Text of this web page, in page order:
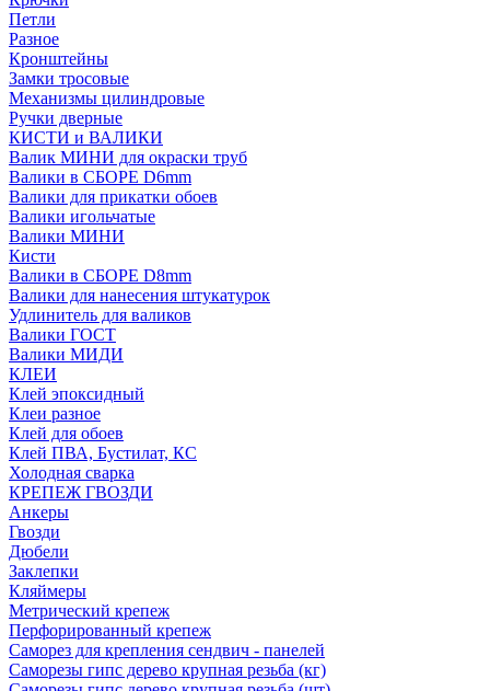
Петли
Разное
Кронштейны
Замки тросовые
Механизмы цилиндровые
Ручки дверные
КИСТИ и ВАЛИКИ
Валик МИНИ для окраски труб
Валики в СБОРЕ D6mm
Валики для прикатки обоев
Валики игольчатые
Валики МИНИ
Кисти
Валики в СБОРЕ D8mm
Валики для нанесения штукатурок
Удлинитель для валиков
Валики ГОСТ
Валики МИДИ
КЛЕИ
Клей эпоксидный
Клеи разное
Клей для обоев
Клей ПВА, Бустилат, КС
Холодная сварка
КРЕПЕЖ ГВОЗДИ
Анкеры
Гвозди
Дюбели
Заклепки
Кляймеры
Метрический крепеж
Перфорированный крепеж
Саморез для крепления сендвич - панелей
Саморезы гипс дерево крупная резьба (кг)